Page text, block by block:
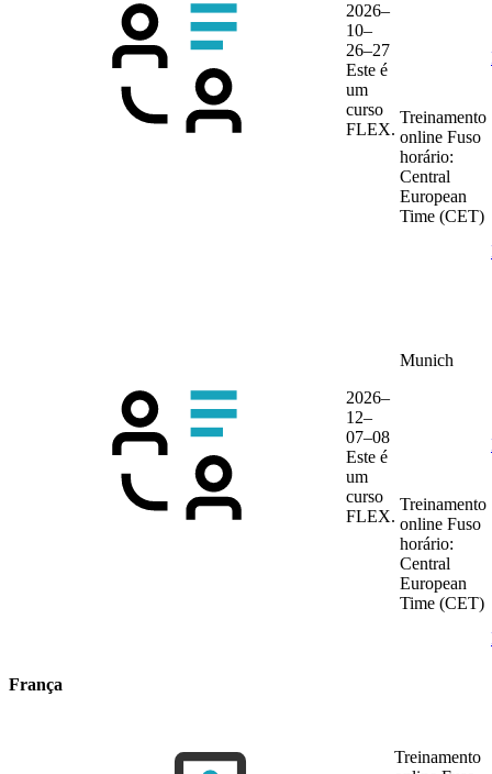
2026–
10–
26–27
Este é
um
curso
FLEX.
Treinamento
online Fuso
horário:
Central
European
Time (CET)
2026–
12–
07–08
Este é
um
curso
FLEX.
Munich
Treinamento
online Fuso
horário:
Central
European
Time (CET)
França
Treinamento